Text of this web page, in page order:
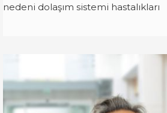
nedeni dolaşım sistemi hastalıkları